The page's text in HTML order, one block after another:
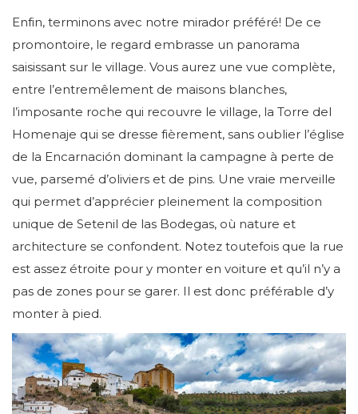
Enfin, terminons avec notre mirador préféré! De ce
promontoire, le regard embrasse un panorama
saisissant sur le village. Vous aurez une vue complète,
entre l’entremêlement de maisons blanches,
l’imposante roche qui recouvre le village, la Torre del
Homenaje qui se dresse fièrement, sans oublier l’église
de la Encarnación dominant la campagne à perte de
vue, parsemé d’oliviers et de pins. Une vraie merveille
qui permet d’apprécier pleinement la composition
unique de Setenil de las Bodegas, où nature et
architecture se confondent. Notez toutefois que la rue
est assez étroite pour y monter en voiture et qu’il n’y a
pas de zones pour se garer. Il est donc préférable d’y
monter à pied.